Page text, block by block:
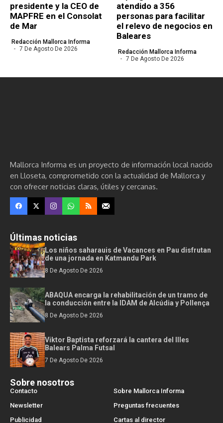
presidente y la CEO de
MAPFRE en el Consolat
de Mar
Redacción Mallorca Informa
7 De Agosto De 2026
atendido a 356
personas para facilitar
el relevo de negocios en
Baleares
Redacción Mallorca Informa
7 De Agosto De 2026
Mallorca Informa es un proyecto de información local nacido
en Lloseta, comprometido con la actualidad de Mallorca y
con ofrecer noticias claras, útiles y cercanas.
Últimas noticias
Los niños saharauis de Vacances en Pau disfrutan
de una jornada en Katmandu Park
8 De Agosto De 2026
ABAQUA encarga la rehabilitación de un tramo de
la conducción entre la IDAM de Alcúdia y Pollença
8 De Agosto De 2026
Viktor Baptista reforzará la cantera del Illes
Balears Palma Futsal
7 De Agosto De 2026
Sobre nosotros
Contacto
Sobre Mallorca Informa
Newsletter
Preguntas frecuentes
Publicidad
Cartas al director